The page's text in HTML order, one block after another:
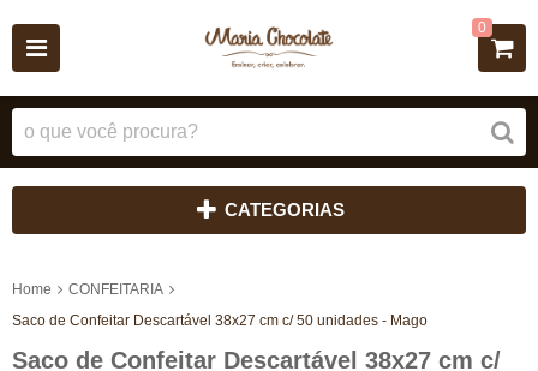
0
CATEGORIAS
Home
CONFEITARIA
Saco de Confeitar Descartável 38x27 cm c/ 50 unidades - Mago
Saco de Confeitar Descartável 38x27 cm c/